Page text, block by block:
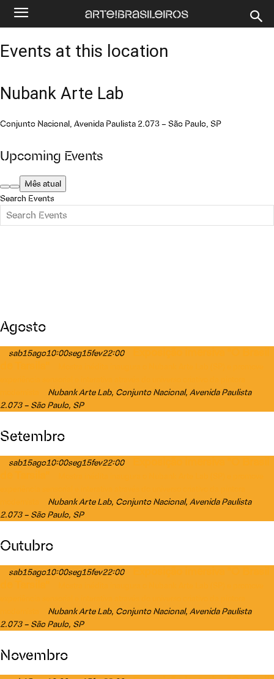
Events at this location
Nubank Arte Lab
Conjunto Nacional, Avenida Paulista 2.073 – São Paulo, SP
Upcoming Events
Mês atual
Search Events
Agosto
sab15ago10:00seg15fev22:00
Nubank Arte Lab, Conjunto Nacional, Avenida Paulista
2.073 – São Paulo, SP
Setembro
sab15ago10:00seg15fev22:00
Nubank Arte Lab, Conjunto Nacional, Avenida Paulista
2.073 – São Paulo, SP
Outubro
sab15ago10:00seg15fev22:00
Nubank Arte Lab, Conjunto Nacional, Avenida Paulista
2.073 – São Paulo, SP
Novembro